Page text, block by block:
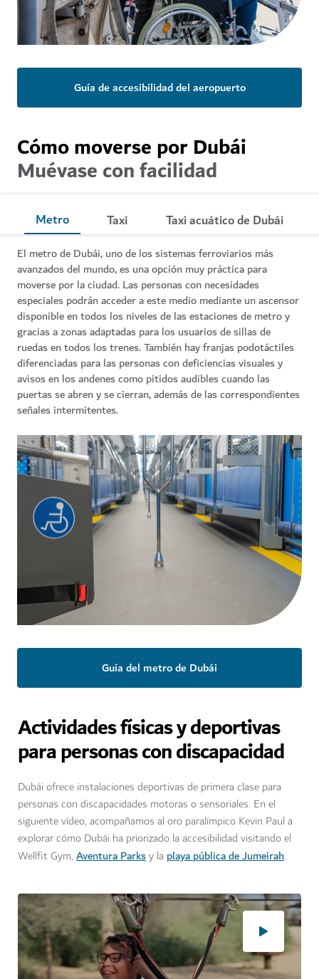
Guía de accesibilidad del aeropuerto
Cómo moverse por Dubái
Muévase con facilidad
Metro Taxi Taxi acuático de Dubái
El metro de Dubái, uno de los sistemas ferroviarios más
avanzados del mundo, es una opción muy práctica para
moverse por la ciudad. Las personas con necesidades
especiales podrán acceder a este medio mediante un ascensor
disponible en todos los niveles de las estaciones de metro y
gracias a zonas adaptadas para los usuarios de sillas de
ruedas en todos los trenes. También hay franjas podotáctiles
diferenciadas para las personas con deficiencias visuales y
avisos en los andenes como pitidos audibles cuando las
puertas se abren y se cierran, además de las correspondientes
señales intermitentes.
Guía del metro de Dubái
Actividades físicas y deportivas
para personas con discapacidad
Dubái ofrece instalaciones deportivas de primera clase para
personas con discapacidades motoras o sensoriales. En el
siguiente vídeo, acompañamos al oro paralímpico Kevin Paul a
explorar cómo Dubái ha priorizado la accesibilidad visitando el
Wellfit Gym, Aventura Parksy la playa pública de Jumeirah.